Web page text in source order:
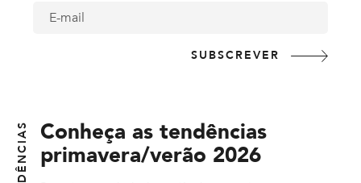
SUBSCREVER
Conheça as tendências
primavera/verão 2026